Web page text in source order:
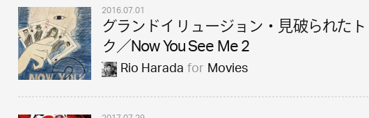
2016.07.01
グランドイリュージョン・見破られた
ク／Now You See Me 2
Rio HaradaforMovies